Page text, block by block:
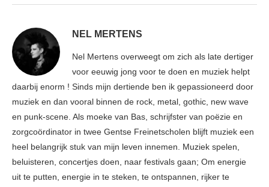
NEL MERTENS
Nel Mertens overweegt om zich als late dertiger
voor eeuwig jong voor te doen en muziek helpt
daarbij enorm ! Sinds mijn dertiende ben ik gepassioneerd door
muziek en dan vooral binnen de rock, metal, gothic, new wave
en punk-scene. Als moeke van Bas, schrijfster van poëzie en
zorgcoördinator in twee Gentse Freinetscholen blijft muziek een
heel belangrijk stuk van mijn leven innemen. Muziek spelen,
beluisteren, concertjes doen, naar festivals gaan; Om energie
uit te putten, energie in te steken, te ontspannen, rijker te